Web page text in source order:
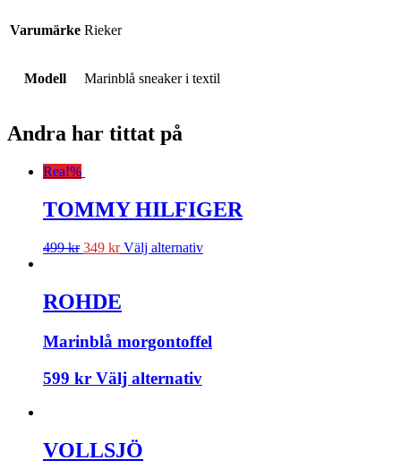
Varumärke Rieker
Modell Marinblå sneaker i textil
Andra har tittat på
Rea!%
TOMMY HILFIGER
499kr 349 kr Välj alternativ
ROHDE
Marinblå morgontoffel
599 kr Välj alternativ
VOLLSJÖ